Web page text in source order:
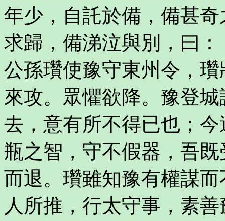
年少，自託於備，備甚
求歸，備涕泣與別，曰
公孫瓚使豫守東州令，
來攻。眾懼欲降。豫登
去，意有所不得已也；
瓶之智，守不假器，吾
而退。瓚雖知豫有權謀
人所推，行太守事，素